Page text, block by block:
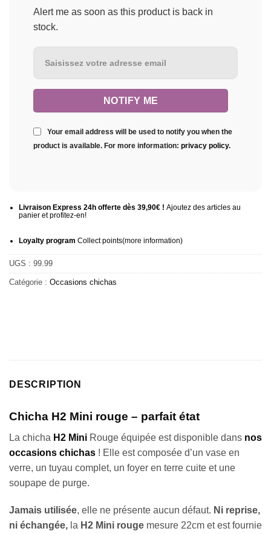
Alert me as soon as this product is back in
stock.
Your email address will be used to notify you when the
product is available. For more information: privacy policy.
Livraison Express 24h offerte dès 39,90€ ! Ajoutez des articles au
panier et profitez-en!
Loyalty program Collect points(more information)
UGS : 99.99
Catégorie : Occasions chichas
DESCRIPTION
Chicha H2 Mini rouge – parfait état
La chicha H2 Mini Rouge équipée est disponible dans nos
occasions chichas ! Elle est composée d’un vase en
verre, un tuyau complet, un foyer en terre cuite et une
soupape de purge.
Jamais utilisée, elle ne présente aucun défaut. Ni reprise,
ni échangée, la H2 Mini rouge mesure 22cm et est fournie